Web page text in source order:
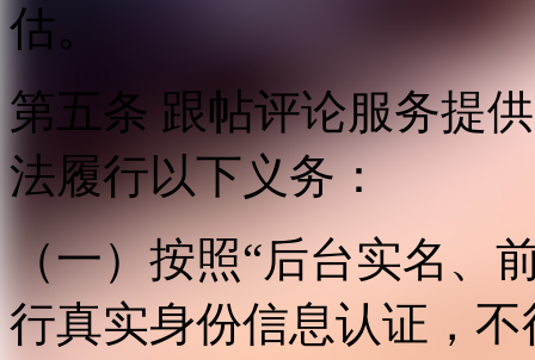
估。
第五条 跟帖评论服务提
法履行以下义务：
（一）按照“后台实名、
行真实身份信息认证，